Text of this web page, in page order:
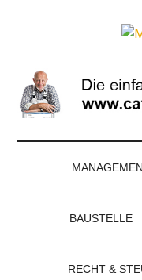
Magazin
für
Maler
und
BAUSTELLE
RECHT &